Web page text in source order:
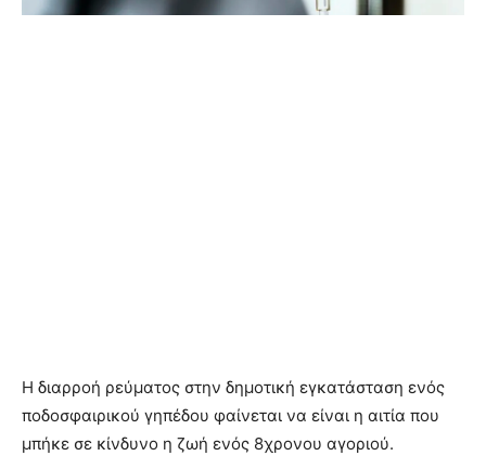
Η διαρροή ρεύματος στην δημοτική εγκατάσταση ενός
ποδοσφαιρικού γηπέδου φαίνεται να είναι η αιτία που
μπήκε σε κίνδυνο η ζωή ενός 8χρονου αγοριού.